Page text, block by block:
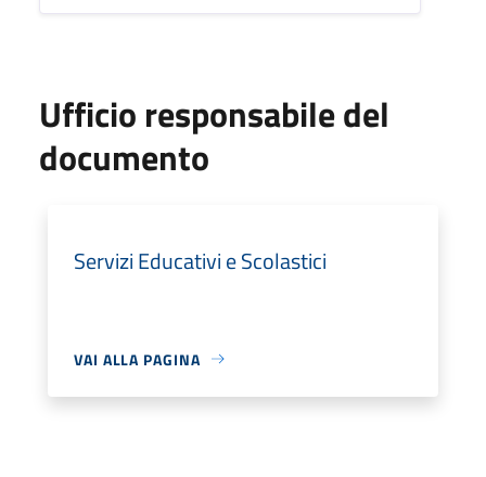
Ufficio responsabile del
documento
Servizi Educativi e Scolastici
VAI ALLA PAGINA